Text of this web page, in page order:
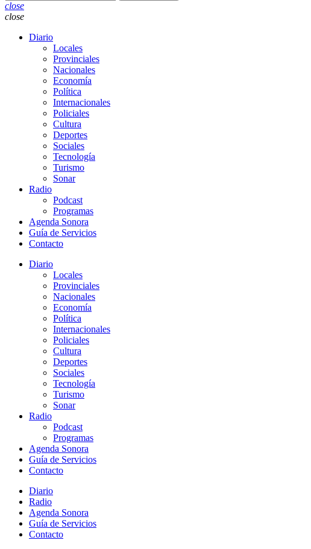
close
close
Diario
Locales
Provinciales
Nacionales
Economía
Política
Internacionales
Policiales
Cultura
Deportes
Sociales
Tecnología
Turismo
Sonar
Radio
Podcast
Programas
Agenda Sonora
Guía de Servicios
Contacto
Diario
Locales
Provinciales
Nacionales
Economía
Política
Internacionales
Policiales
Cultura
Deportes
Sociales
Tecnología
Turismo
Sonar
Radio
Podcast
Programas
Agenda Sonora
Guía de Servicios
Contacto
Diario
Radio
Agenda Sonora
Guía de Servicios
Contacto